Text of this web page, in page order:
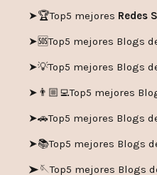
➤🏆Top5 mejores Redes
➤🆘Top5 mejores Blogs
➤💡Top5 mejores Blogs
➤👨🏼‍💻Top5 mejores
➤🚗Top5 mejores Blogs
➤📚Top5 mejores Blogs
➤🪡Top5 mejores Blogs